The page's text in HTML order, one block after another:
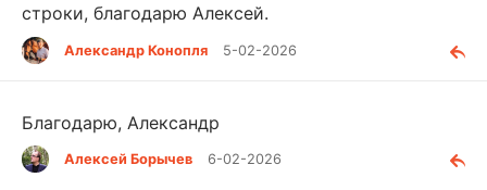
строки, благодарю Алексей.
Александр Конопля 5-02-2026
Благодарю, Александр
Алексей Борычев 6-02-2026